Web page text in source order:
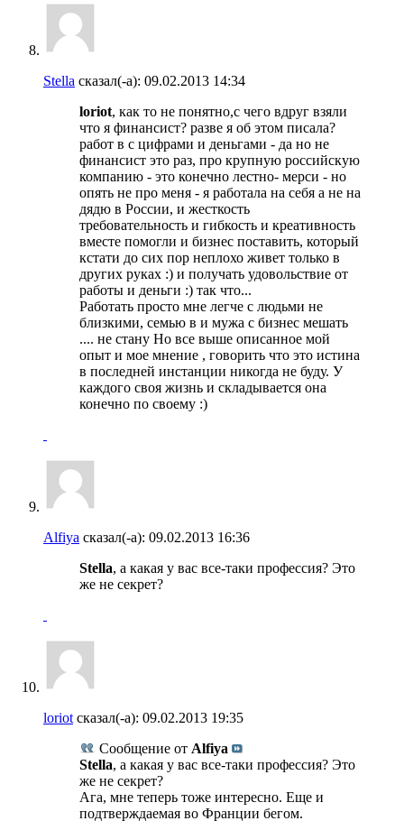
Stella сказал(-а): 09.02.2013 14:34
loriot, как то не понятно,с чего вдруг взяли
что я финансист? разве я об этом писала?
работ в с цифрами и деньгами - да но не
финансист это раз, про крупную российскую
компанию - это конечно лестно- мерси - но
опять не про меня - я работала на себя а не на
дядю в России, и жесткость
требовательность и гибкость и креативность
вместе помогли и бизнес поставить, который
кстати до сих пор неплохо живет только в
других руках :) и получать удовольствие от
работы и деньги :) так что...
Работать просто мне легче с людьми не
близкими, семью в и мужа с бизнес мешать
.... не стану Но все выше описанное мой
опыт и мое мнение , говорить что это истина
в последней инстанции никогда не буду. У
каждого своя жизнь и складывается она
конечно по своему :)
Alfiya сказал(-а): 09.02.2013 16:36
Stella, а какая у вас все-таки профессия? Это
же не секрет?
loriot сказал(-а): 09.02.2013 19:35
Сообщение от Alfiya
Stella, а какая у вас все-таки профессия? Это
же не секрет?
Ага, мне теперь тоже интересно. Еще и
подтверждаемая во Франции бегом.